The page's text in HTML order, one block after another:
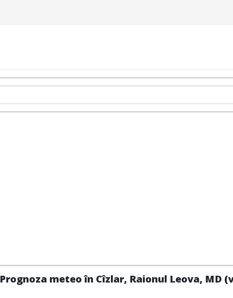
Prognoza meteo în Cîzlar, Raionul Leova, MD